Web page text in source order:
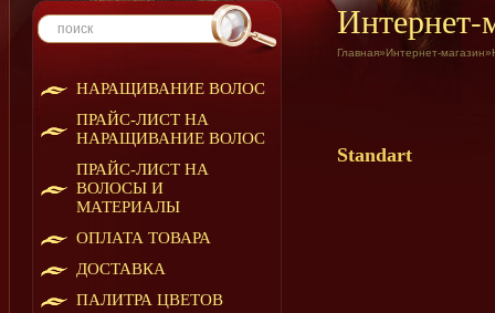
НАРАЩИВАНИЕ ВОЛОС
ПРАЙС-ЛИСТ НА
НАРАЩИВАНИЕ ВОЛОС
ПРАЙС-ЛИСТ НА
ВОЛОСЫ И
МАТЕРИАЛЫ
ОПЛАТА ТОВАРА
ДОСТАВКА
ПАЛИТРА ЦВЕТОВ
Интернет-
Главная»Интернет-магазин»
Standart